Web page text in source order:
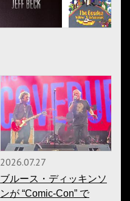
2026.07.27
ブルース・ディッキンソ
ンが “Comic-Con” で